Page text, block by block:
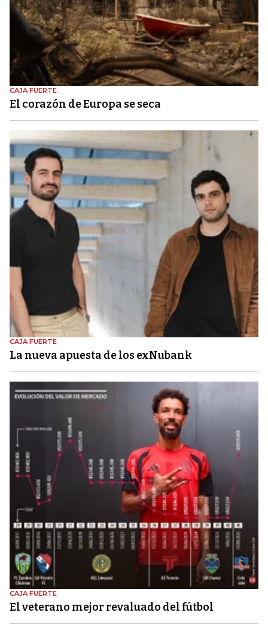
CAJA FUERTE
El corazón de Europa se seca
CAJA FUERTE
La nueva apuesta de los exNubank
CAJA FUERTE
El veterano mejor revaluado del fútbol